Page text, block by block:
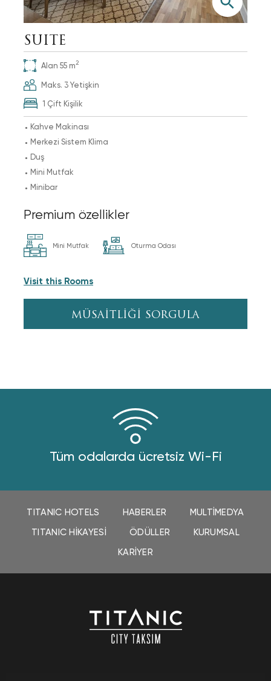
SUITE
Alan 55 m2
Maks. 3Yetişkin
1 Çift Kişilik
Kahve Makinası
Merkezi Sistem Klima
Duş
Mini Mutfak
Minibar
Premium özellikler
Mini Mutfak Oturma Odası
Visit this Rooms
MÜSAİTLİĞİ SORGULA
Tüm odalarda ücretsiz Wi-Fi
TITANIC HOTELS HABERLER
MULTIMEDYA
TITANIC HIKAYESI
ÖDÜLLER
KURUMSAL
KARIYER